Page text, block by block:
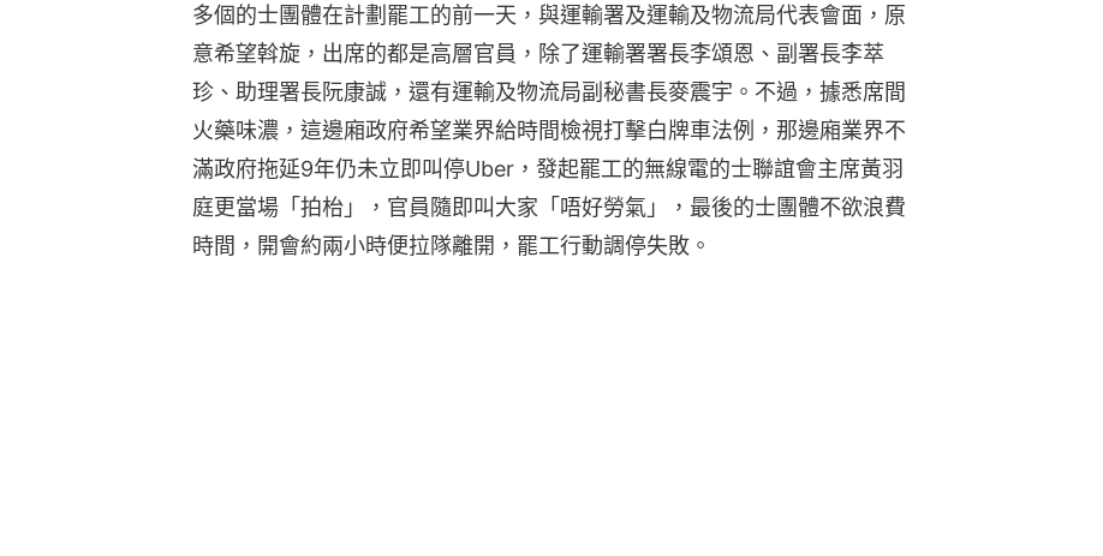
多個的士團體在計劃罷工的前一天，與運輸署及運輸及物流局代表會面，原
意希望斡旋，出席的都是高層官員，除了運輸署署長李頌恩、副署長李萃
珍、助理署長阮康誠，還有運輸及物流局副秘書長麥震宇。不過，據悉席間
火藥味濃，這邊廂政府希望業界給時間檢視打擊白牌車法例，那邊廂業界不
滿政府拖延9年仍未立即叫停Uber，發起罷工的無線電的士聯誼會主席黃羽
庭更當場「拍枱」，官員隨即叫大家「唔好勞氣」，最後的士團體不欲浪費
時間，開會約兩小時便拉隊離開，罷工行動調停失敗。